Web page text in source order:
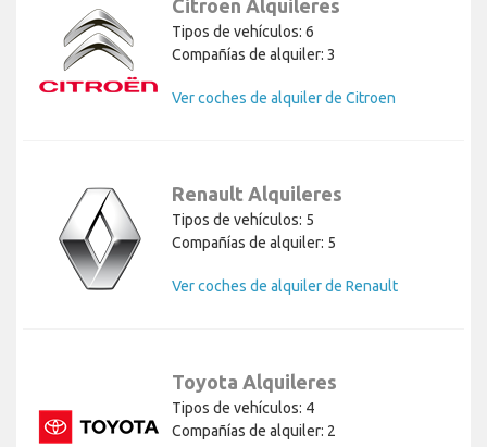
Citroen Alquileres
Tipos de vehículos: 6
Compañías de alquiler: 3
Ver coches de alquiler de Citroen
Renault Alquileres
Tipos de vehículos: 5
Compañías de alquiler: 5
Ver coches de alquiler de Renault
Toyota Alquileres
Tipos de vehículos: 4
Compañías de alquiler: 2